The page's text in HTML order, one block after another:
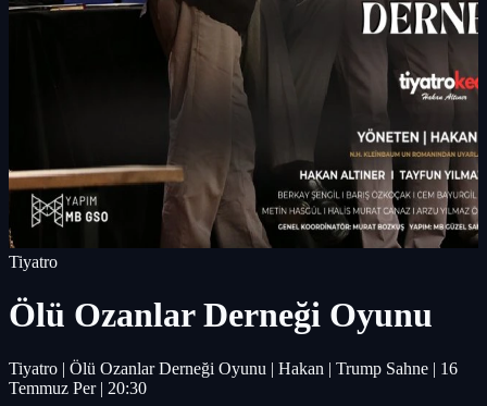
Tiyatro
Ölü Ozanlar Derneği Oyunu
Tiyatro | Ölü Ozanlar Derneği Oyunu | Hakan | Trump Sahne | 16
Temmuz Per | 20:30